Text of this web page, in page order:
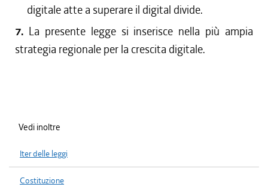
digitale atte a superare il digital divide.
7. La presente legge si inserisce nella più ampia
strategia regionale per la crescita digitale.
Vedi inoltre
Iter delle leggi
Costituzione